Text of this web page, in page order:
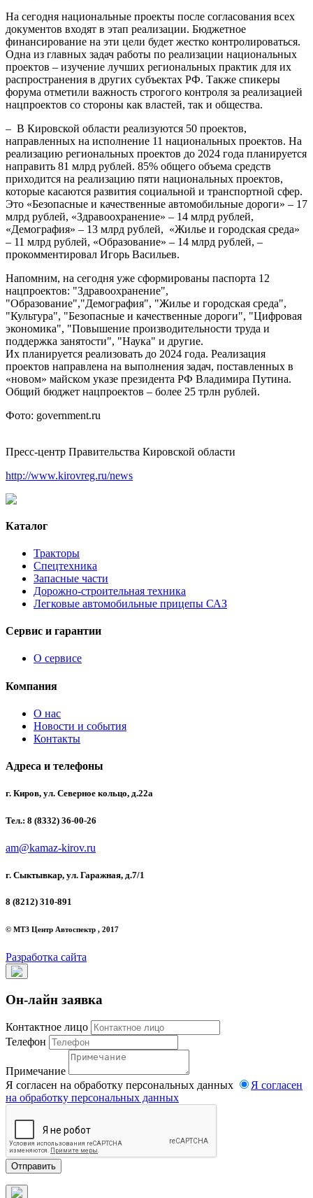
На сегодня национальные проекты после согласования всех
документов входят в этап реализации. Бюджетное
финансирование на эти цели будет жестко контролироваться.
Одна из главных задач работы по реализации национальных
проектов – изучение лучших региональных практик для их
распространения в других субъектах РФ. Также спикеры
форума отметили важность строгого контроля за реализацией
нацпроектов со стороны как властей, так и общества.
– В Кировской области реализуются 50 проектов,
направленных на исполнение 11 национальных проектов. На
реализацию региональных проектов до 2024 года планируется
направить 81 млрд рублей. 85% общего объема средств
приходится на реализацию пяти национальных проектов,
которые касаются развития социальной и транспортной сфер.
Это «Безопасные и качественные автомобильные дороги» – 17
млрд рублей, «Здравоохранение» – 14 млрд рублей,
«Демография» – 13 млрд рублей, «Жилье и городская среда»
– 11 млрд рублей, «Образование» – 14 млрд рублей, –
прокомментировал Игорь Васильев.
Напомним, на сегодня уже сформированы паспорта 12
нацпроектов: "Здравоохранение",
"Образование","Демография", "Жилье и городская среда",
"Культура", "Безопасные и качественные дороги", "Цифровая
экономика", "Повышение производительности труда и
поддержка занятости", "Наука" и другие.
Их планируется реализовать до 2024 года. Реализация
проектов направлена на выполнения задач, поставленных в
«новом» майском указе президента РФ Владимира Путина.
Общий бюджет нацпроектов – более 25 трлн рублей.
Фото: government.ru
Пресс-центр Правительства Кировской области
http://www.kirovreg.ru/news
Каталог
Тракторы
Спецтехника
Запасные части
Дорожно-строительная техника
Легковые автомобильные прицепы САЗ
Сервис и гарантии
О сервисе
Компания
О нас
Новости и события
Контакты
Адреса и телефоны
г. Киров, ул. Северное кольцо, д.22а
Тел.: 8 (8332) 36-00-26
am@kamaz-kirov.ru
г. Сыктывкар, ул. Гаражная, д.7/1
8 (8212) 310-891
© МТЗ Центр Автоспектр , 2017
Разработка сайта
Он-лайн заявка
Контактное лицо
Телефон
Примечание
Я согласен на обработку персональных данных
Я согласен
на обработку персональных данных
Отправить